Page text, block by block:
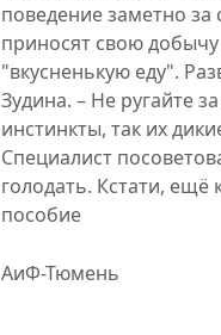
поведение заметно
приносят свою
"вкусненькую еду".
Зудина. – Не ругайте
инстинкты, так их
Специалист
голодать. Кстати,
пособие
АиФ-Тюмень